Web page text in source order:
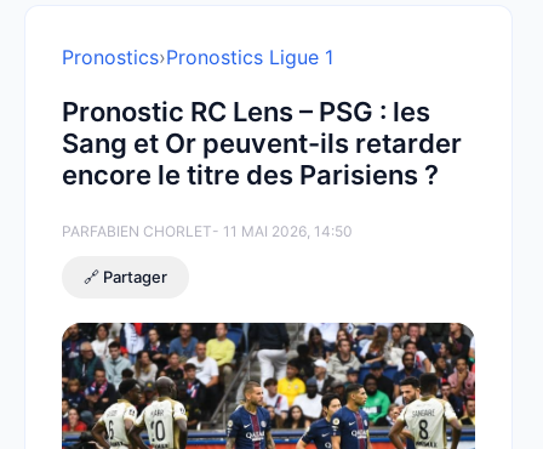
Pronostics›Pronostics Ligue 1
Pronostic RC Lens – PSG : les
Sang et Or peuvent-ils retarder
encore le titre des Parisiens ?
PARFABIEN CHORLET- 11 MAI 2026, 14:50
🔗 Partager